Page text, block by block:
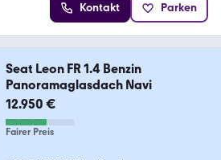
Kontakt Parken
Seat Leon FR 1.4 Benzin
Panoramaglasdach Navi
12.950 €
Fairer Preis